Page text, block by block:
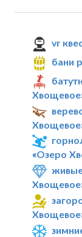
vr
бани
«Озеро